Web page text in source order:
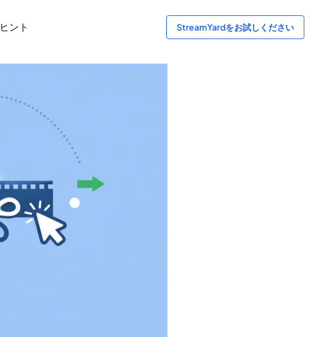
ヒント StreamYardをお試しください